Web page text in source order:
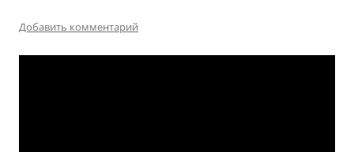
Добавить комментарий